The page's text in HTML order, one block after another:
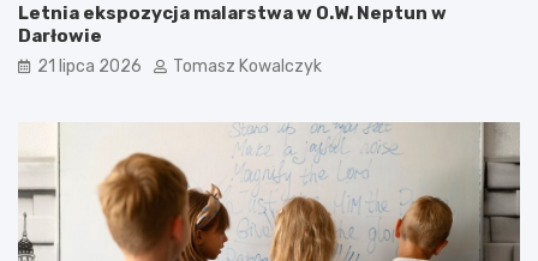
Letnia ekspozycja malarstwa w O.W. Neptun w
Darłowie
21 lipca 2026 Tomasz Kowalczyk